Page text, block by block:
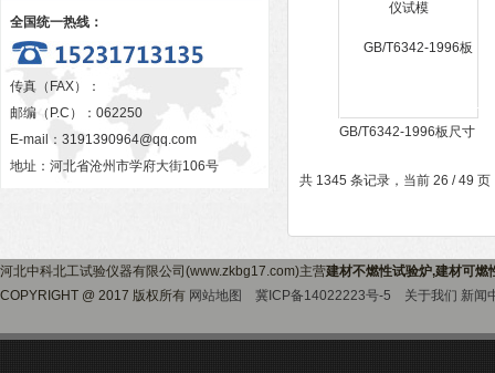
全国统一热线：
传真（FAX）：
邮编（P.C）：062250
E-mail： 3191390964@qq.com
地址：河北省沧州市学府大街106号
GB/T6342-1996板尺寸
共 1345 条记录，当前 26 / 49
河北中科北工试验仪器有限公司(www.zkbg17.com)主营建材不燃性试验炉,建材可燃
COPYRIGHT @ 2017 版权所有 网站地图 冀ICP备14022223号-5 关于我们 新闻